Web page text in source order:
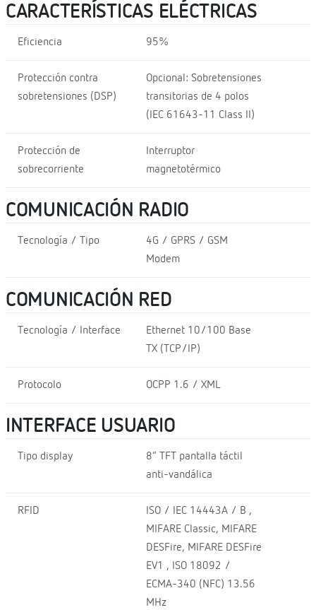
CARACTERÍSTICAS ELÉCTRICAS
Eficiencia 95%
Protección contra
sobretensiones (DSP)
Opcional: Sobretensiones
transitorias de 4 polos
(IEC 61643-11 Class II)
Protección de
sobrecorriente
Interruptor
magnetotérmico
COMUNICACIÓN RADIO
Tecnología / Tipo
4G / GPRS / GSM
Modem
COMUNICACIÓN RED
Tecnología / Interface
Ethernet 10/100 Base
TX (TCP/IP)
Protocolo OCPP 1.6 / XML
INTERFACE USUARIO
Tipo display
8” TFT pantalla táctil
anti-vandálica
RFID
ISO / IEC 14443A / B ,
MIFARE Classic, MIFARE
DESFire, MIFARE DESFire
EV1 , ISO 18092 /
ECMA-340 (NFC) 13.56
MHz